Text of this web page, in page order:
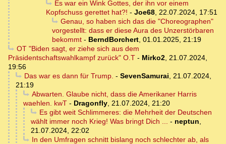
Es war ein Wink Gottes, der ihn vor einem
Kopfschuss gerettet hat?! - Joe68, 22.07.2024, 17:51
Genau, so haben sich das die "Choreographen"
vorgestellt: dass er diese Aura des Unzerstörbaren
bekommt - BerndBorchert, 01.01.2025, 21:19
OT "Biden sagt, er ziehe sich aus dem
Präsidentschaftswahlkampf zurück" O.T - Mirko2, 21.07.2024,
19:56
Das war es dann für Trump. - SevenSamurai, 21.07.2024,
21:19
Abwarten. Glaube nicht, dass die Amerikaner Harris
waehlen. kwT - Dragonfly, 21.07.2024, 21:20
Es gibt weit Schlimmeres: die Mehrheit der Deutschen
wählt immer noch Krieg! Was bringt Dich ... - neptun,
21.07.2024, 22:02
In den Umfragen schnitt bislang noch schlechter ab, als